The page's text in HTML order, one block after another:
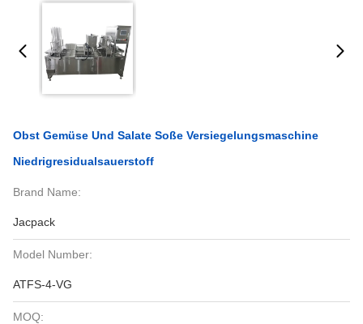
Obst Gemüse Und Salate Soße Versiegelungsmaschine
Niedrigresidualsauerstoff
Brand Name:
Jacpack
Model Number:
ATFS-4-VG
MOQ: